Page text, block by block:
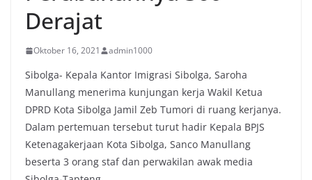
Derajat
Oktober 16, 2021 admin1000
Sibolga- Kepala Kantor Imigrasi Sibolga, Saroha
Manullang menerima kunjungan kerja Wakil Ketua
DPRD Kota Sibolga Jamil Zeb Tumori di ruang kerjanya.
Dalam pertemuan tersebut turut hadir Kepala BPJS
Ketenagakerjaan Kota Sibolga, Sanco Manullang
beserta 3 orang staf dan perwakilan awak media